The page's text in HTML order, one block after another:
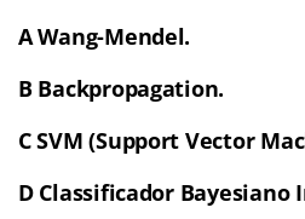
A Wang-Mendel.
B Backpropagation.
C SVM (Support Vector
D Classificador Bayesiano